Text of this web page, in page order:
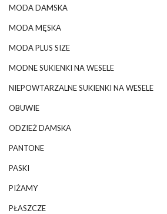
MODA DAMSKA
MODA MĘSKA
MODA PLUS SIZE
MODNE SUKIENKI NA WESELE
NIEPOWTARZALNE SUKIENKI NA WESELE
OBUWIE
ODZIEŻ DAMSKA
PANTONE
PASKI
PIŻAMY
PŁASZCZE